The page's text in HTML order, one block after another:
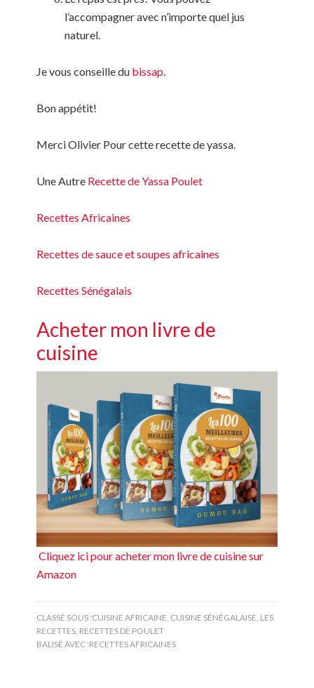
l’accompagner avec n’importe quel jus
naturel.
Je vous conseille du bissap.
Bon appétit!
Merci Olivier Pour cette recette de yassa.
Une Autre Recette de Yassa Poulet
Recettes Africaines
Recettes de sauce et soupes africaines
Recettes Sénégalais
Acheter mon livre de
cuisine
Cliquez ici pour acheter mon livre de cuisine sur
Amazon
CLASSÉ SOUS :CUISINE AFRICAINE, CUISINE SÉNÉGALAISE, LES
RECETTES, RECETTES DE POULET
BALISÉ AVEC :RECETTES AFRICAINES